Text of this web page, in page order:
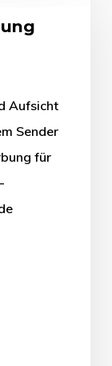
Aufsicht
Sender
für